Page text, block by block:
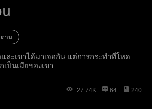
าม
ละเขาได้มาเจอกัน แต่การกระทำที่โหด
เป็นเมียของเขา
27.74K 64 240